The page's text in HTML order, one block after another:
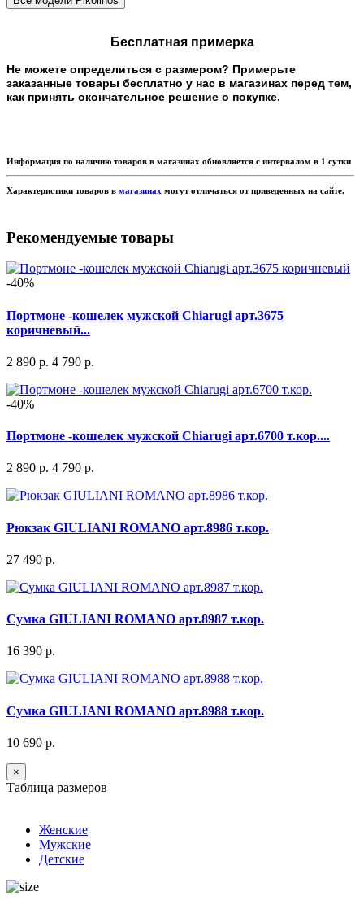
Бесплатная примерка
Не можете определиться с размером? Примерьте
заказанные товары бесплатно у нас в магазинах перед тем,
как принять окончательное решение о покупке.
Информация по наличию товаров в магазинах обновляется с интервалом в 1 сутки
Характеристики товаров в магазинах могут отличаться от приведенных на сайте.
Рекомендуемые товары
-40%
Портмоне -кошелек мужской Chiarugi арт.3675
коричневый...
2 890 р. 4 790 р.
-40%
Портмоне -кошелек мужской Chiarugi арт.6700 т.кор....
2 890 р. 4 790 р.
Рюкзак GIULIANI ROMANO арт.8986 т.кор.
27 490 р.
Сумка GIULIANI ROMANO арт.8987 т.кор.
16 390 р.
Сумка GIULIANI ROMANO арт.8988 т.кор.
10 690 р.
×
Таблица размеров
Женские
Мужские
Детские